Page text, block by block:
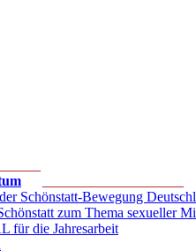
Schönstatt-Bewegung
zum Thema sexueller
für die Jahresarbeit